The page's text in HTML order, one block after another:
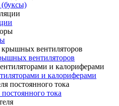
вентиляторов
и калориферами
тока